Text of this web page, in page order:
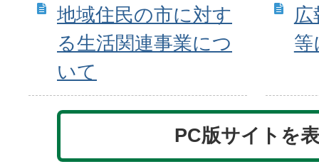
地域住民の市に対す
る生活関連事業につ
いて
等
PC版サイトを